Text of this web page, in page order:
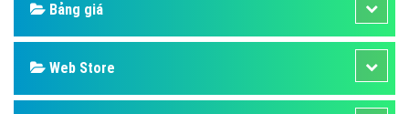
Bảng giá
Web Store